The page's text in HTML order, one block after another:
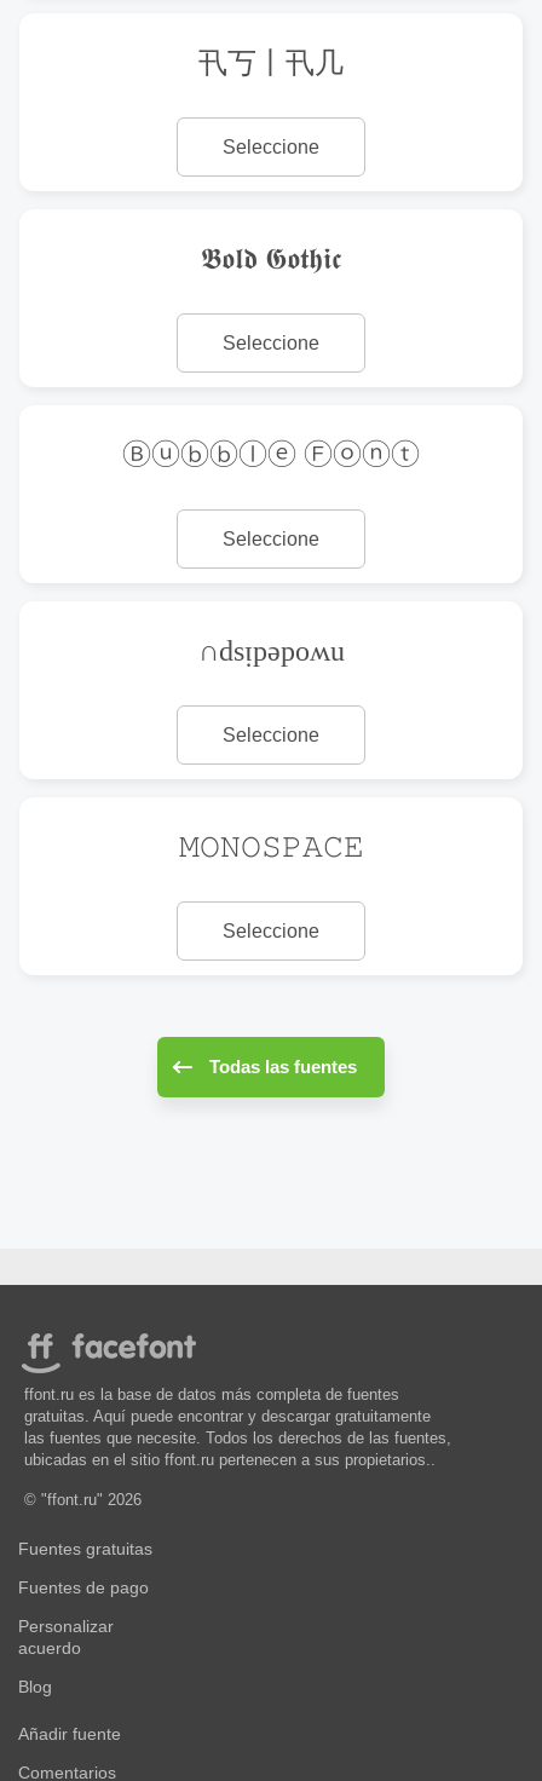
卂丂丨卂几
Seleccione
𝕭𝖔𝖑𝖉 𝕲𝖔𝖙𝖍𝖎𝖈
Seleccione
Ⓑⓤⓑⓑⓛⓔ Ⓕⓞⓝⓣ
Seleccione
∩dsᴉpǝpoʍu
Seleccione
𝙼𝙾𝙽𝙾𝚂𝙿𝙰𝙲𝙴
Seleccione
Todas las fuentes
ffont.ru es la base de datos más completa de fuentes
gratuitas. Aquí puede encontrar y descargar gratuitamente
las fuentes que necesite. Todos los derechos de las fuentes,
ubicadas en el sitio ffont.ru pertenecen a sus propietarios..
© "ffont.ru" 2026
Fuentes gratuitas
Fuentes de pago
Personalizar
acuerdo
Blog
Añadir fuente
Comentarios